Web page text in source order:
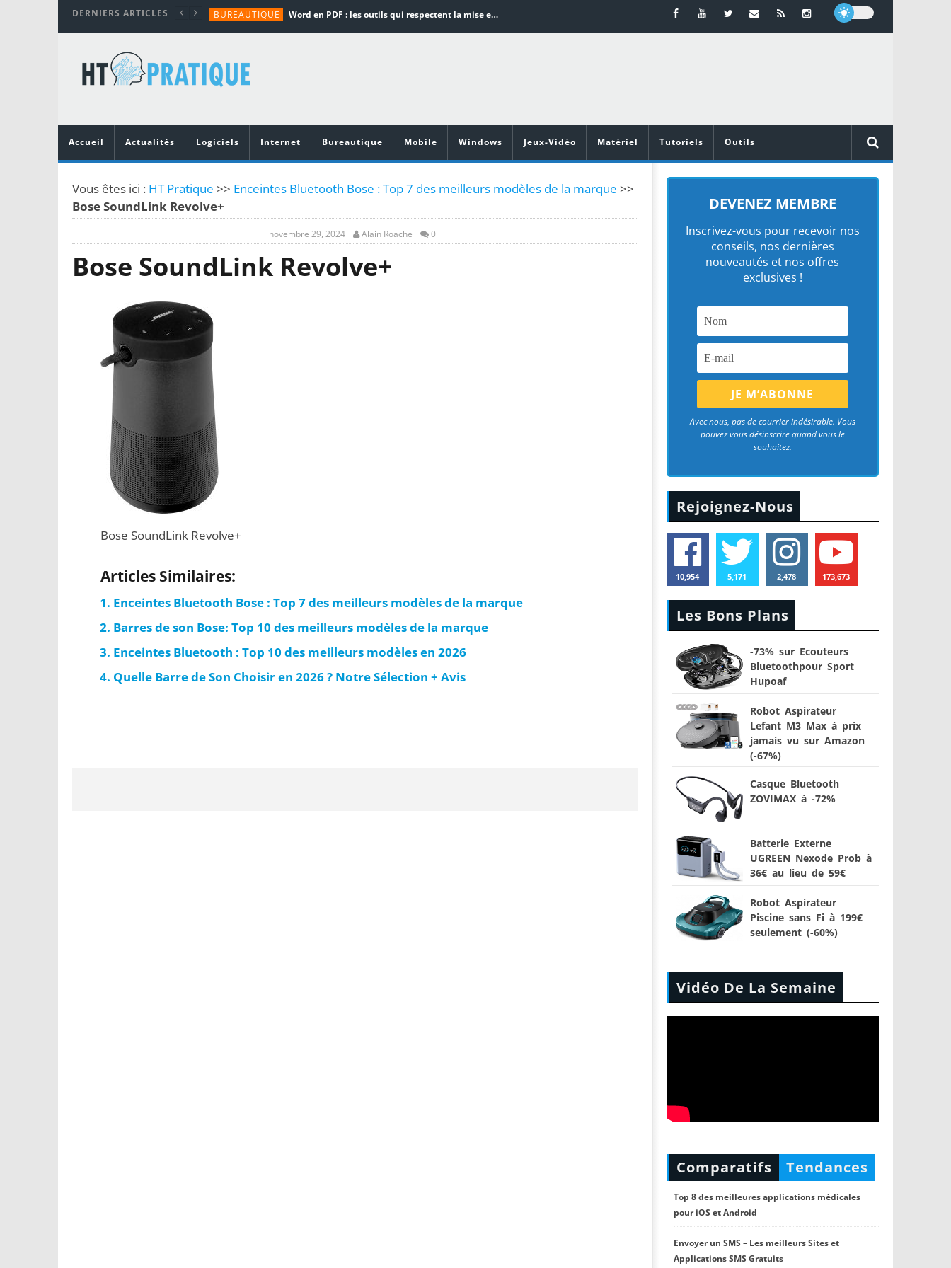
DERNIERS ARTICLES BUREAUTIQUE Word en PDF : les outils qui respectent la mise en page
TUTORIALS
MATÉRIEL
Vidéoprojecteurs Asus : Top 6 des meilleurs modèles de la marque
Accueil
Actualités Logiciels Internet Bureautique Mobile Windows Jeux-Vidéo Matériel Tutoriels Outils
Vous êtes ici : HT Pratique >> Enceintes Bluetooth Bose : Top 7 des meilleurs modèles de la marque >>
Bose SoundLink Revolve+
novembre 29, 2024 Alain Roache 0
Bose SoundLink Revolve+
Bose SoundLink Revolve+
Articles Similaires:
Enceintes Bluetooth Bose : Top 7 des meilleurs modèles de la marque
Barres de son Bose: Top 10 des meilleurs modèles de la marque
Enceintes Bluetooth : Top 10 des meilleurs modèles en 2026
Quelle Barre de Son Choisir en 2026 ? Notre Sélection + Avis
DEVENEZ MEMBRE
Inscrivez-vous pour recevoir nos
conseils, nos dernières
nouveautés et nos offres
exclusives !
Avec nous, pas de courrier indésirable. Vous
pouvez vous désinscrire quand vous le
souhaitez.
Rejoignez-Nous
10,954 5,171 2,478 173,673
Les Bons Plans
-73% sur Ecouteurs
Bluetoothpour Sport
Hupoaf
Robot Aspirateur
Lefant M3 Max à prix
jamais vu sur Amazon
(-67%)
Casque Bluetooth
ZOVIMAX à -72%
Batterie Externe
UGREEN Nexode Prob à
36€ au lieu de 59€
Robot Aspirateur
Piscine sans Fi à 199€
seulement (-60%)
Vidéo De La Semaine
Comparatifs Tendances
Top 8 des meilleures applications médicales
pour iOS et Android
Envoyer un SMS – Les meilleurs Sites et
Applications SMS Gratuits